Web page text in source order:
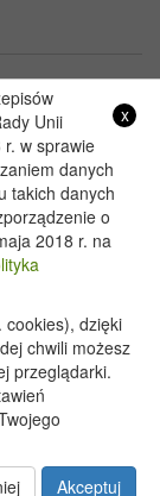
w Lublinie
x
Unii
w sprawie
danych
takich danych
o
2018 r. na
cookies), dzięki
chwili możesz
przeglądarki.
Akceptuj